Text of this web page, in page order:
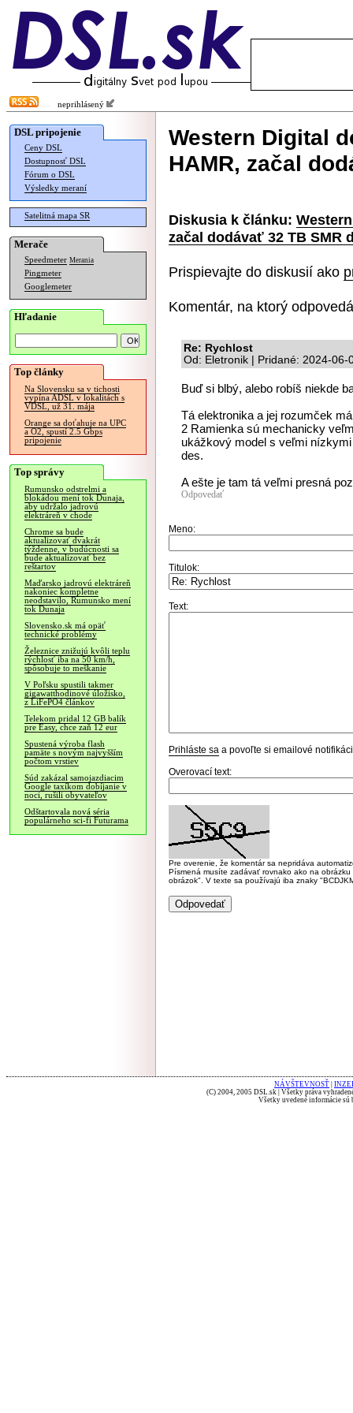
neprihlásený
DSL pripojenie
Ceny DSL
Dostupnosť DSL
Fórum o DSL
Výsledky meraní
Satelitná mapa SR
Merače
Speedmeter Merania
Pingmeter
Googlemeter
Hľadanie
Top články
Na Slovensku sa v tichosti
vypína ADSL v lokalitách s
VDSL, už 31. mája
Orange sa doťahuje na UPC
a O2, spustí 2.5 Gbps
pripojenie
Top správy
Rumunsko odstrelmi a
blokádou mení tok Dunaja,
aby udržalo jadrovú
elektráreň v chode
Chrome sa bude
aktualizovať dvakrát
týždenne, v budúcnosti sa
bude aktualizovať bez
reštartov
Maďarsko jadrovú elektráreň
nakoniec kompletne
neodstavilo, Rumunsko mení
tok Dunaja
Slovensko.sk má opäť
technické problémy
Železnice znižujú kvôli teplu
rýchlosť iba na 50 km/h,
spôsobuje to meškanie
V Poľsku spustili takmer
gigawatthodinové úložisko,
z LiFePO4 článkov
Telekom pridal 12 GB balík
pre Easy, chce zaň 12 eur
Spustená výroba flash
pamäte s novým najvyšším
počtom vrstiev
Súd zakázal samojazdiacim
Google taxíkom dobíjanie v
noci, rušili obyvateľov
Odštartovala nová séria
populárneho sci-fi Futurama
Western Digital
HAMR, začal
Diskusia k článku:
začal dodávať 32 TB SMR
Prispievajte do diskusií ako
Komentár, na ktorý
Re: Rychlost
Od: Eletronik | Pridané: 2024-06-
Buď si blbý, alebo robíš niekde
Tá elektronika a jej rozumček
2 Ramienka sú mechanicky
ukážkový model s veľmi
des.
A ešte je tam tá veľmi presná
Odpovedať
Meno:
Titulok:
Text:
Prihláste sa a povoľte si emailové
Overovací text:
Pre overenie, že komentár sa nepridáva
Písmená musíte zadávať rovnako ako na
obrázok". V texte sa používajú iba znaky
NÁVŠTEVNOSŤ
(C) 2004, 2005 DSL.sk | Všetky práva
Všetky uvedené informácie sú